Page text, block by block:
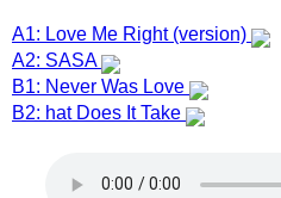
A1: Love Me Right (version)
A2: SASA
B1: Never Was Love
B2: hat Does It Take